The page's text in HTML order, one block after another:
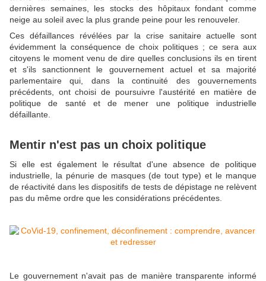
dernières semaines, les stocks des hôpitaux fondant comme
neige au soleil avec la plus grande peine pour les renouveler.
Ces défaillances révélées par la crise sanitaire actuelle sont
évidemment la conséquence de choix politiques ; ce sera aux
citoyens le moment venu de dire quelles conclusions ils en tirent
et s'ils sanctionnent le gouvernement actuel et sa majorité
parlementaire qui, dans la continuité des gouvernements
précédents, ont choisi de poursuivre l'austérité en matière de
politique de santé et de mener une politique industrielle
défaillante.
Mentir n'est pas un choix politique
Si elle est également le résultat d'une absence de politique
industrielle, la pénurie de masques (de tout type) et le manque
de réactivité dans les dispositifs de tests de dépistage ne relèvent
pas du même ordre que les considérations précédentes.
Le gouvernement n'avait pas de manière transparente informé